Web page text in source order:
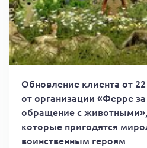
Обновление клиента от
от организации «Ферре
обращение с
которые пригодятся
воинственным героям